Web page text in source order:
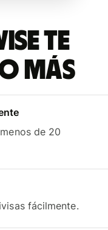
te
más
de 20
fácilmente.